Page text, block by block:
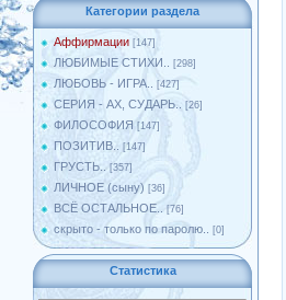
Категории раздела
Аффирмации [147]
ЛЮБИМЫЕ СТИХИ.. [298]
ЛЮБОВЬ - ИГРА.. [427]
СЕРИЯ - АХ, СУДАРЬ.. [26]
ФИЛОСОФИЯ [147]
ПОЗИТИВ.. [147]
ГРУСТЬ.. [357]
ЛИЧНОЕ (сыну) [36]
ВСЁ ОСТАЛЬНОЕ.. [76]
скрыто - только по паролю.. [0]
Статистика